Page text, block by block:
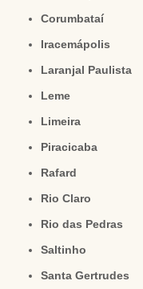
Corumbataí
Iracemápolis
Laranjal Paulista
Leme
Limeira
Piracicaba
Rafard
Rio Claro
Rio das Pedras
Saltinho
Santa Gertrudes